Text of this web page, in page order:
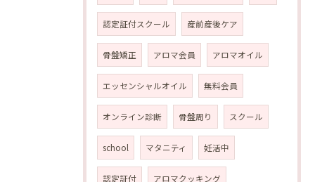
認定証付スクール 産前産後ケア
骨盤矯正 アロマ会員 アロマオイル
エッセンシャルオイル 無料会員
オンライン診断 骨盤周り スクール
school マタニティ 妊活中
認定証付 アロマクッキング